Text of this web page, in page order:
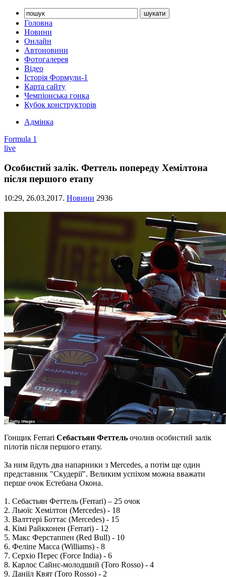
Головна
Новини
Онлайн
Автоновини
Фотогалерея
Відео
Історія Формули-1
Карта сайту
Чемпіонська гонка
Кубок конструкторів
Адмінка
Formula 1
live
Особистий залік. Феттель попереду Хемілтона
після першого етапу
10:29, 26.03.2017. Новини 2936
Гонщик Ferrari Себастьян Феттель очолив особистий залік
пілотів після першого етапу.
За ним йдуть два напарники з Mercedes, а потім ще один
представник "Скудерії". Великим успіхом можна вважати
перше очок Естебана Окона.
1. Себастьян Феттель (Ferrari) – 25 очок
2. Льюїс Хемілтон (Mercedes) - 18
3. Валттері Боттас (Mercedes) - 15
4. Кімі Райкконен (Ferrari) - 12
5. Макс Ферстаппен (Red Bull) - 10
6. Феліпе Масса (Williams) - 8
7. Серхіо Перес (Force India) - 6
8. Карлос Сайнс-молодший (Toro Rosso) - 4
9. Даніїл Квят (Toro Rosso) - 2